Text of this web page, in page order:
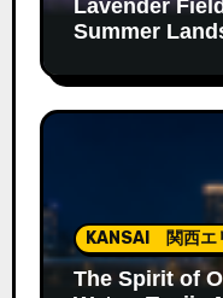
Lavender
Summer
KANSAI 関西エ
The Spirit of